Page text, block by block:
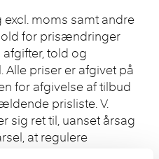
excl. moms samt andre
for prisændringer
told og
Alle priser er afgivet på
for afgivelse af tilbud
prisliste. V.
sig ret til, uanset årsag
at regulere